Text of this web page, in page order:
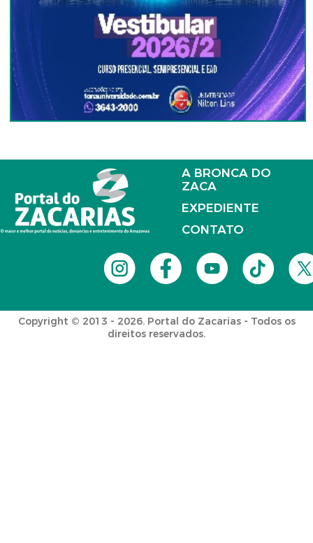
A BRONCA DO
ZACA
EXPEDIENTE
CONTATO
Copyright © 2013 - 2026. Portal do Zacarias - Todos os
direitos reservados.